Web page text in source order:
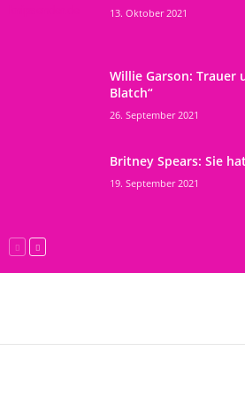
13. Oktober 2021
Willie Garson: Trauer
Blatch“
26. September 2021
Britney Spears: Sie
19. September 2021